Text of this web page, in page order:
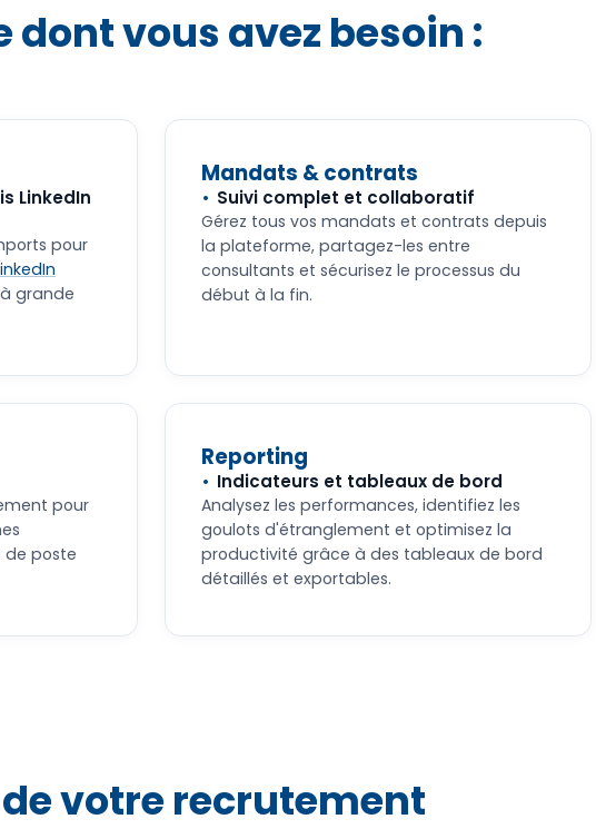
dont vous avez besoin :
LinkedIn
pour
grande
Mandats & contrats
Suivi complet et collaboratif
Gérez tous vos mandats et contrats depuis
la plateforme, partagez-les entre
consultants et sécurisez le processus du
début à la fin.
pour
de poste
Reporting
Indicateurs et tableaux de bord
Analysez les performances, identifiez les
goulots d'étranglement et optimisez la
productivité grâce à des tableaux de bord
détaillés et exportables.
votre recrutement